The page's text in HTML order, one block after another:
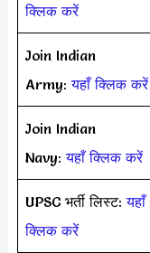
क्लिक करें
Join Indian
Army:यहाँ क्लिक करें
Join Indian
Navy:यहाँ क्लिक करें
UPSC भर्ती लिस्ट:यहाँ
क्लिक करें